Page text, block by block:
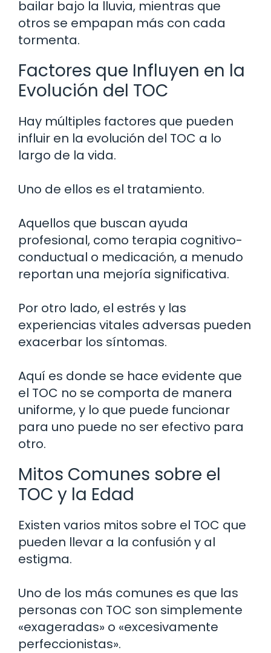
bailar bajo la lluvia, mientras que
otros se empapan más con cada
tormenta.
Factores que Influyen en la
Evolución del TOC
Hay múltiples factores que pueden
influir en la evolución del TOC a lo
largo de la vida.
Uno de ellos es el tratamiento.
Aquellos que buscan ayuda
profesional, como terapia cognitivo-
conductual o medicación, a menudo
reportan una mejoría significativa.
Por otro lado, el estrés y las
experiencias vitales adversas pueden
exacerbar los síntomas.
Aquí es donde se hace evidente que
el TOC no se comporta de manera
uniforme, y lo que puede funcionar
para uno puede no ser efectivo para
otro.
Mitos Comunes sobre el
TOC y la Edad
Existen varios mitos sobre el TOC que
pueden llevar a la confusión y al
estigma.
Uno de los más comunes es que las
personas con TOC son simplemente
«exageradas» o «excesivamente
perfeccionistas».